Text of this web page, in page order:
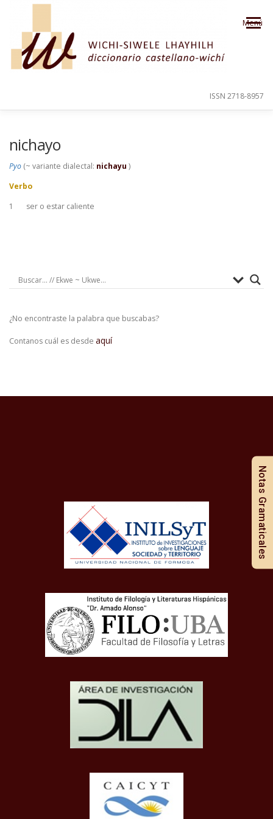
Saltar al contenido
Menú
ISSN 2718-8957
nichayo
Pyo (~ variante dialectal: nichayu )
Verbo
1
ser o estar caliente
¿No encontraste la palabra que buscabas?
Contanos cuál es desde aquí
Notas Gramaticales